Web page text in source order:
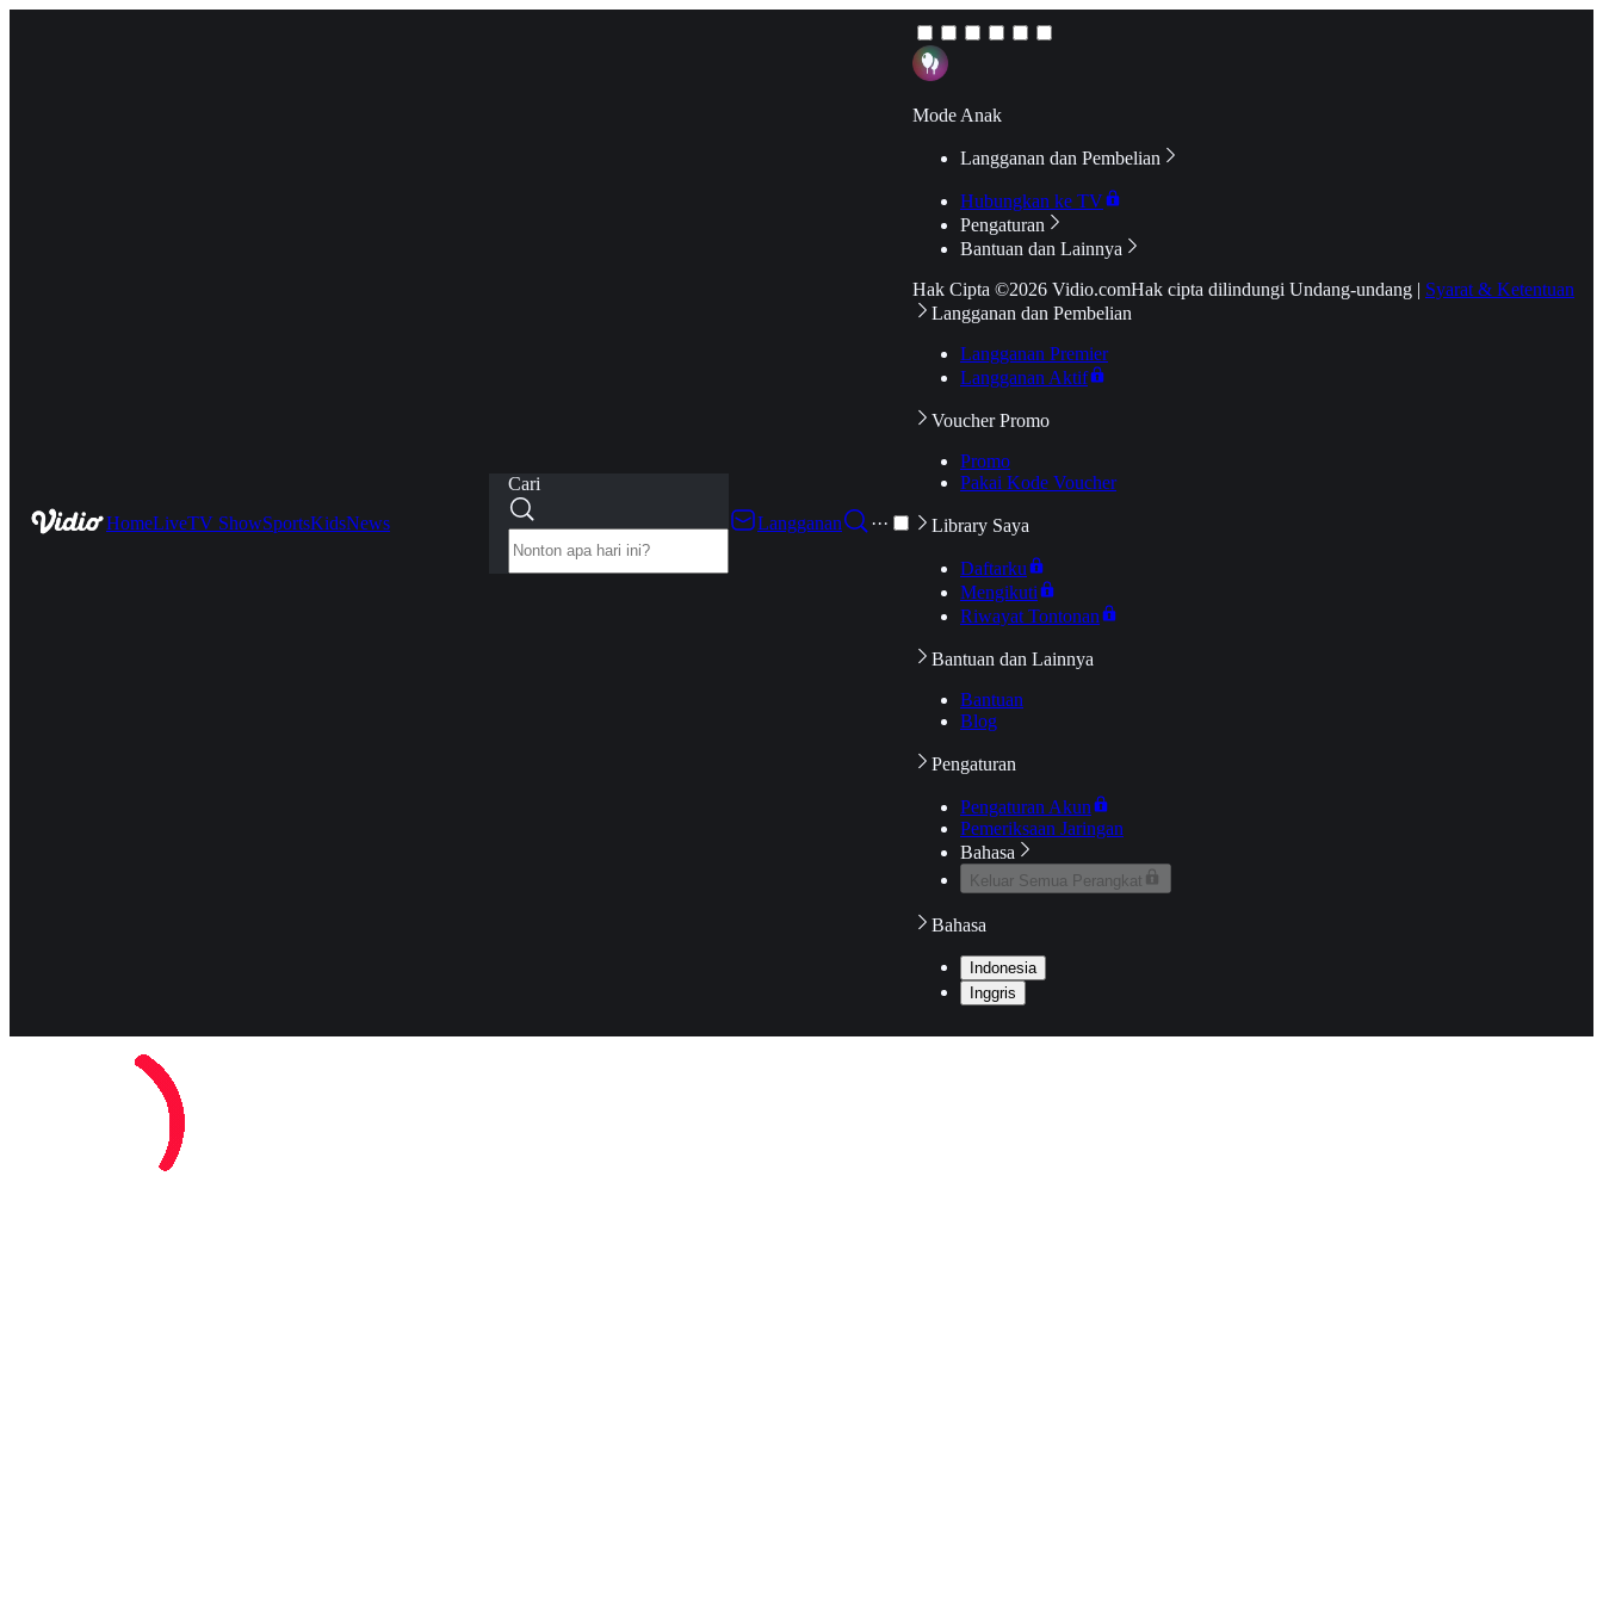
HomeLiveTV ShowSportsKidsNews
Cari
Langganan
···
Mode Anak
Langganan dan Pembelian
Hubungkan ke TV
Pengaturan
Bantuan dan Lainnya
Hak Cipta ©2026 Vidio.comHak cipta dilindungi Undang-undang | Syarat & Ketentuan
Langganan dan Pembelian
Langganan Premier
Langganan Aktif
Voucher Promo
Promo
Pakai Kode Voucher
Library Saya
Daftarku
Mengikuti
Riwayat Tontonan
Bantuan dan Lainnya
Bantuan
Blog
Pengaturan
Pengaturan Akun
Pemeriksaan Jaringan
Bahasa
Keluar Semua Perangkat
Bahasa
Indonesia
Inggris